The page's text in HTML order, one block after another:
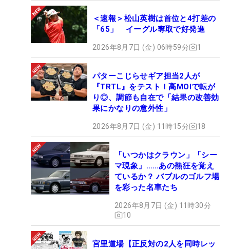
＜速報＞松山英樹は首位と4打差の
「65」 イーグル奪取で好発進
2026年8月7日 (金) 06時59分 1
パターこじらせギア担当2人が
『TRTL』をテスト！高MOIで転が
り◎、調節も自在で「結果の改善効
果にかなりの意外性」
2026年8月7日 (金) 11時15分 18
「いつかはクラウン」「シー
マ現象」……あの熱狂を覚え
ているか？ バブルのゴルフ場
を彩った名車たち
2026年8月7日 (金) 11時30分
10
宮里道場【正反対の2人を同時レッ